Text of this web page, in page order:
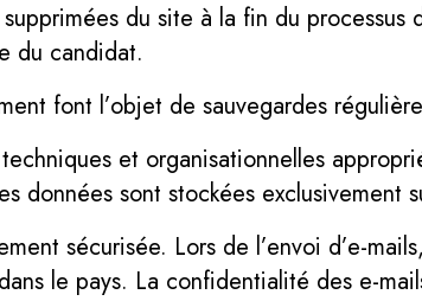
du site à la fin du
du candidat.
font l’objet de sauvegardes
et organisationnelles
données sont stockées exclusivement
sécurisée. Lors de l’envoi d’e-
le pays. La confidentialité des e-